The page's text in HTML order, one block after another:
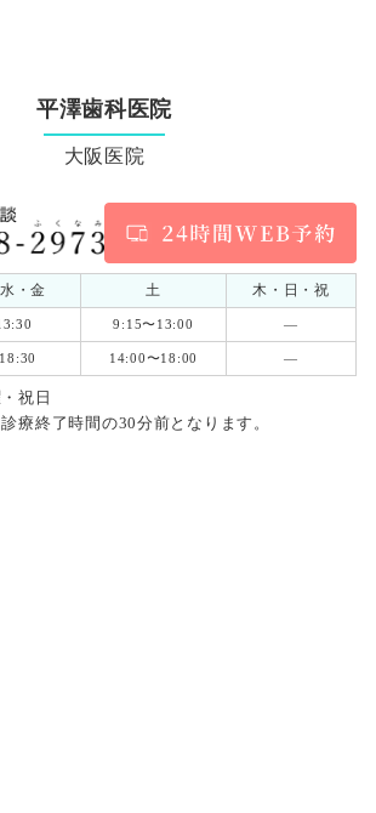
平澤歯科医院
大阪医院
・金 土
木・日・祝
9:15〜13:00 ―
14:00〜18:00 ―
祝日
療終了時間の30分前となります。